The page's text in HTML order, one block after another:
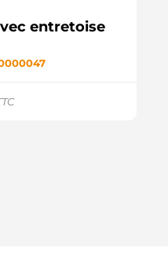
entretoise